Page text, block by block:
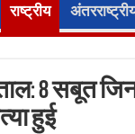
राष्ट्रीय
8 सबूत
हुई